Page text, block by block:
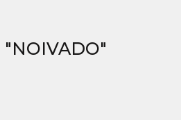
"NOIVADO"